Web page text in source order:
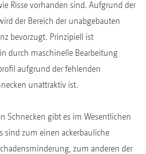
Risse vorhanden sind. Aufgrund der
der Bereich der unabgebauten
bevorzugt. Prinzipiell ist
durch maschinelle Bearbeitung
aufgrund der fehlenden
unattraktiv ist.
Schnecken gibt es im Wesentlichen
sind zum einen ackerbauliche
zum anderen der